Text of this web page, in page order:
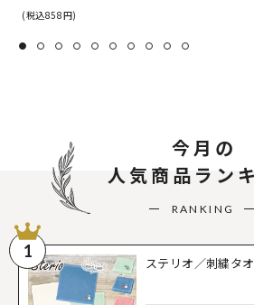
(税込858円)
今月の
人気商品ラン
RANKING
1
ステリオ／刺繍タ